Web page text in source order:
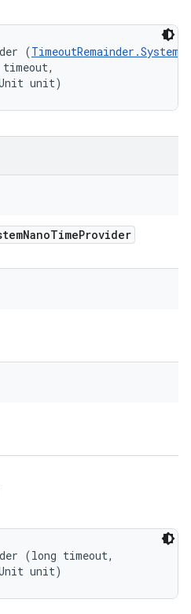
(
unit)
NanoTimeProvider
(long timeout,
unit)